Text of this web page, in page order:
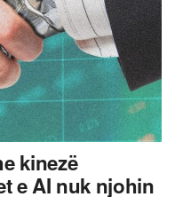
kinezë
e AI nuk njohin